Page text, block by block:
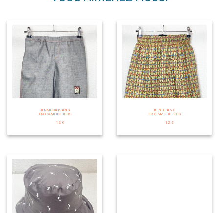
BERMUDA 6 ANS
TROC&MODE KIDS
12 €
JUPE 8 ANS
TROC&MODE KIDS
12 €